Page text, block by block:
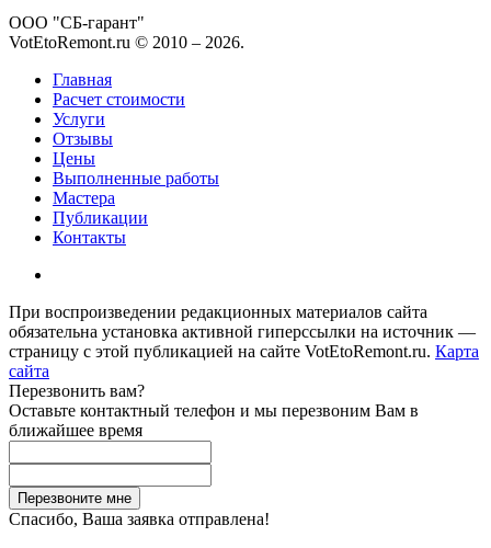
ООО "СБ-гарант"
VotEtoRemont.ru © 2010 – 2026.
Главная
Расчет стоимости
Услуги
Отзывы
Цены
Выполненные работы
Мастера
Публикации
Контакты
При воспроизведении редакционных материалов сайта
обязательна установка активной гиперссылки на источник —
страницу с этой публикацией на сайте VotEtoRemont.ru. Карта
сайта
Перезвонить вам?
Оставьте контактный телефон и мы перезвоним Вам в
ближайшее время
Спасибо, Ваша заявка отправлена!